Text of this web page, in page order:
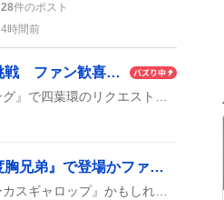
28件のポスト
4時間前
遠藤憲一、王様プリンとコラボでプリン作りに挑戦 ファン歓喜の“超やばくね!”
「サーカスギャロップ」疑惑、ビートマニア『度胸兄弟』で登場かファンが騒ぐ